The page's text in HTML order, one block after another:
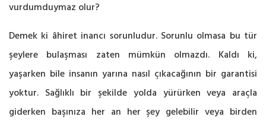
vurdumduymaz olur?
Demek ki âhiret inancı sorunludur. Sorunlu olmasa bu tür
şeylere bulaşması zaten mümkün olmazdı. Kaldı ki,
yaşarken bile insanın yarına nasıl çıkacağının bir garantisi
yoktur. Sağlıklı bir şekilde yolda yürürken veya araçla
giderken başınıza her an her şey gelebilir veya birden